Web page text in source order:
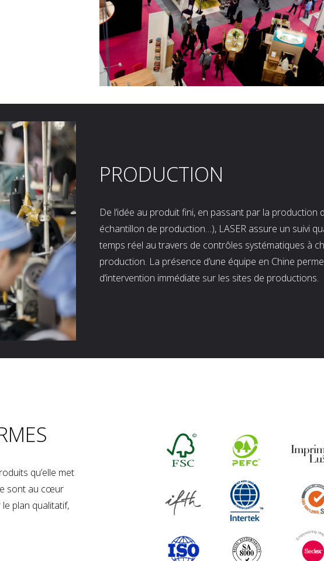
PRODUCTION
De l’idée au produit fini, en passant par la production
échantillon de production…), LASER assure un suivi
temps réel au travers de contrôles systématiques à
production. La présence d’une équipe en Chine
d’intervention immédiate sur les sites de productions.
qu’elle met
sont au cœur
plan qualitatif,